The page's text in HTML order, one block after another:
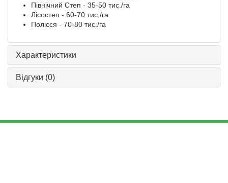
Північний Степ - 35-50 тис./га
Лісостеп - 60-70 тис./га
Полісся - 70-80 тис./га
Характеристики
Відгуки (0)